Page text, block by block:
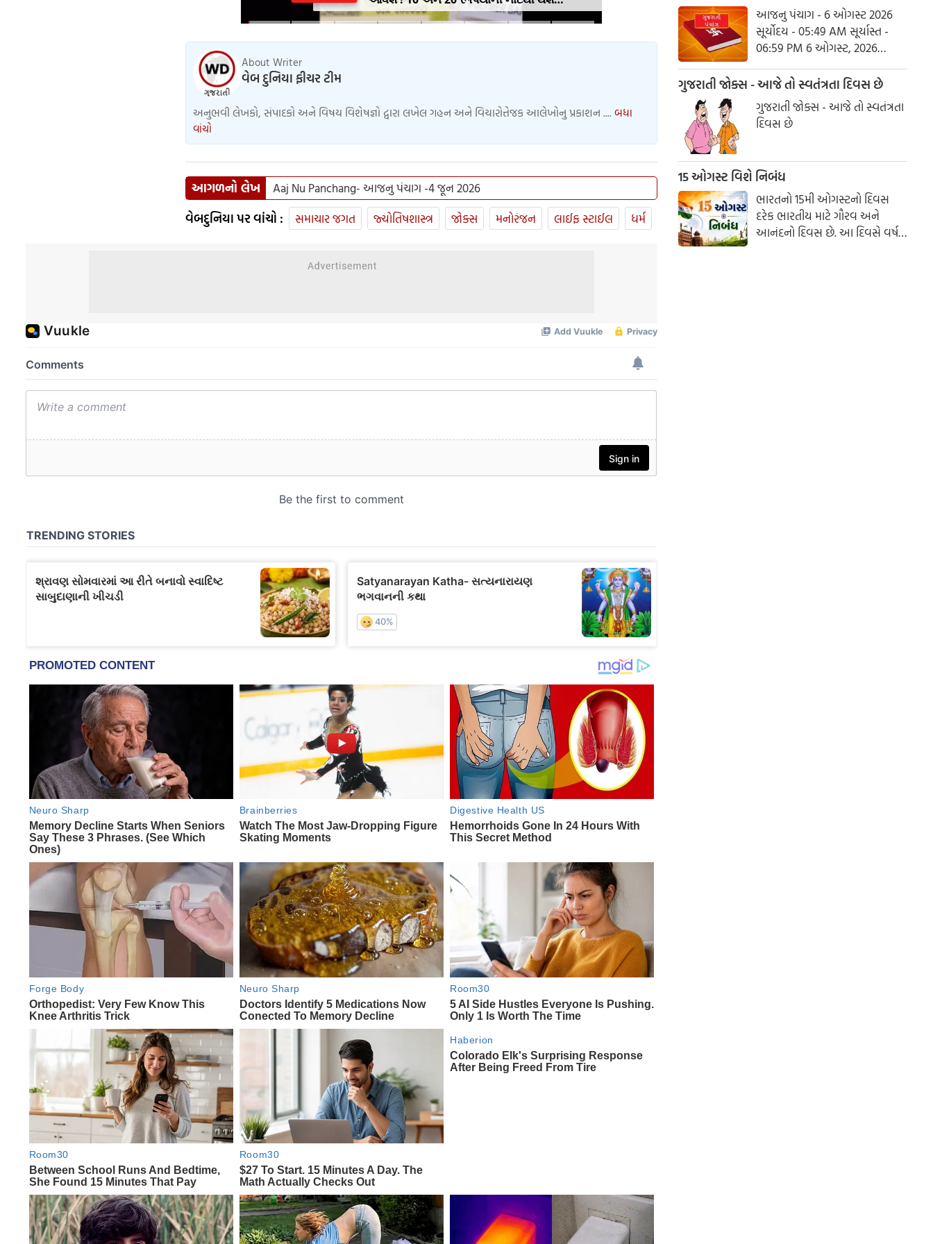
શરૂઆત, જાણો શુ થશે ફાયદો
About Writer
વેબ દુનિયા ફીચર ટીમ
અનુભવી લેખકો, સંપાદકો અને વિષય વિશેષજ્ઞો દ્વારા લખેલ ગહન અને વિચારોત્તેજક આલેખોનુ પ્રકાશન .... બધા
વાંચો
આગળનો લેખ Aaj Nu Panchang- આજનુ પંચાગ -4 જૂન 2026
વેબદુનિયા પર વાંચો : સમાચાર જગત જ્યોતિષશાસ્ત્ર જોક્સ મનોરંજન લાઈફ સ્ટાઈલ ધર્મ
માન્યતાઓ અનુસાર, ભગવાન શિવે
આ મહિનામાં દેવી પાર્વતીને પોતાની
પત્ની તરીકે સ્વીકાર્યા હતા. ચાલો
જાણીએ કે આ વર્ષે શ્રાવણમાં કેટલા
સોમવાર હશે.
આજનુ પંચાગ - 6 ઓગસ્ટ 2026
સૂર્યોદય - 05:49 AM સૂર્યાસ્ત -
06:59 PM 6 ઓગસ્ટ, 2026
ગુરૂવાર આષાઢ વદ આઠમ - વિક્રમ
સંવત 2082
ગુજરાતી જોક્સ - આજે તો સ્વતંત્રતા દિવસ છે
ગુજરાતી જોક્સ - આજે તો સ્વતંત્રતા
દિવસ છે
15 ઓગસ્ટ વિશે નિબંધ
ભારતનો 15મી ઓગસ્ટનો દિવસ
દરેક ભારતીય માટે ગૌરવ અને
આનંદનો દિવસ છે. આ દિવસે વર્ષ